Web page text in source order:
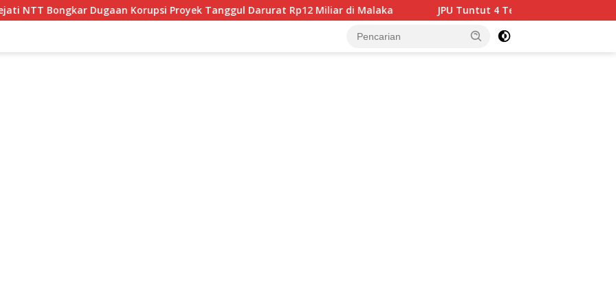
Korupsi Proyek Tanggul Darurat Rp12 Miliar di Malaka JPU Tuntut 4 Terdakwa Korupsi Medan Fashion Festival